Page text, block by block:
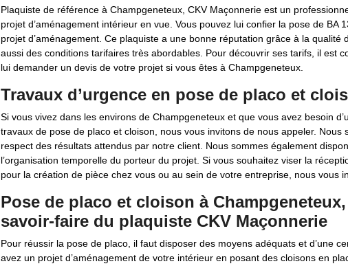
Plaquiste de référence à Champgeneteux, CKV Maçonnerie est un
projet d’aménagement intérieur en vue. Vous pouvez lui confier la pose de BA
projet d’aménagement. Ce plaquiste a une bonne réputation grâce à la qualité
aussi des conditions tarifaires très abordables. Pour découvrir ses tarifs, il est
lui demander un devis de votre projet si vous êtes à Champgeneteux.
Travaux d’urgence en pose de placo et
Si vous vivez dans les environs de Champgeneteux et que vous avez besoin
travaux de pose de placo et cloison, nous vous invitons de nous appeler. Nous
respect des résultats attendus par notre client. Nous sommes également
l’organisation temporelle du porteur du projet. Si vous souhaitez viser la
pour la création de pièce chez vous ou au sein de votre entreprise, nous vous
Pose de placo et cloison à
savoir-faire du plaquiste CKV Maçonnerie
Pour réussir la pose de placo, il faut disposer des moyens adéquats et d’une
avez un projet d’aménagement de votre intérieur en posant des cloisons en